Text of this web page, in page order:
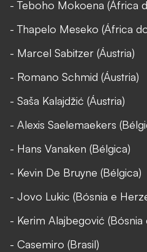
- Teboho Mokoena (África
- Thapelo Meseko (África
- Marcel Sabitzer (Áustria)
- Romano Schmid (Áustria)
- Saša Kalajdžić (Áustria)
- Alexis Saelemaekers
- Hans Vanaken (Bélgica)
- Kevin De Bruyne (Bélgica)
- Jovo Lukic (Bósnia e
- Kerim Alajbegović
- Casemiro (Brasil)